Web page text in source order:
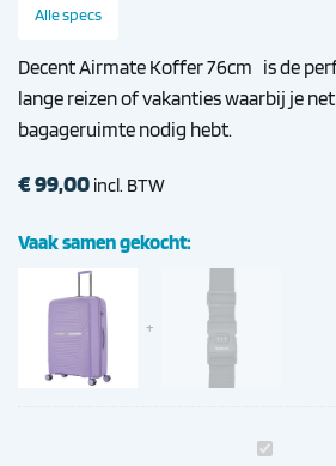
Alle specs
Decent Airmate Koffer 76cm is de
lange reizen of vakanties waarbij je
bagageruimte nodig hebt.
€99,00 incl. BTW
Vaak samen gekocht:
Decent